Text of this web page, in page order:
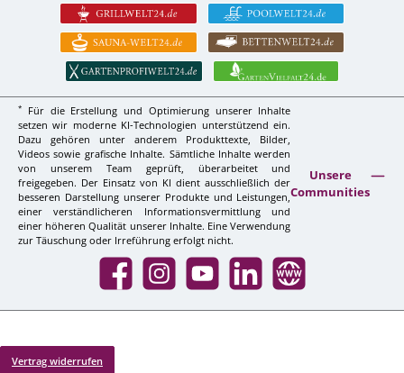
*
Für die Erstellung und Optimierung unserer Inhalte
setzen wir moderne KI-Technologien unterstützend ein.
Dazu gehören unter anderem Produkttexte, Bilder,
Videos sowie grafische Inhalte. Sämtliche Inhalte werden
von unserem Team geprüft, überarbeitet und
freigegeben. Der Einsatz von KI dient ausschließlich der
besseren Darstellung unserer Produkte und Leistungen,
einer verständlicheren Informationsvermittlung und
einer höheren Qualität unserer Inhalte. Eine Verwendung
zur Täuschung oder Irreführung erfolgt nicht.
Unsere
Communities
Facebook InstagramYouTube LinkedIn Website
Vertrag widerrufen